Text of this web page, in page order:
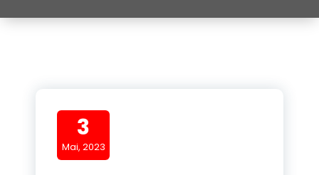
3
Mai, 2023